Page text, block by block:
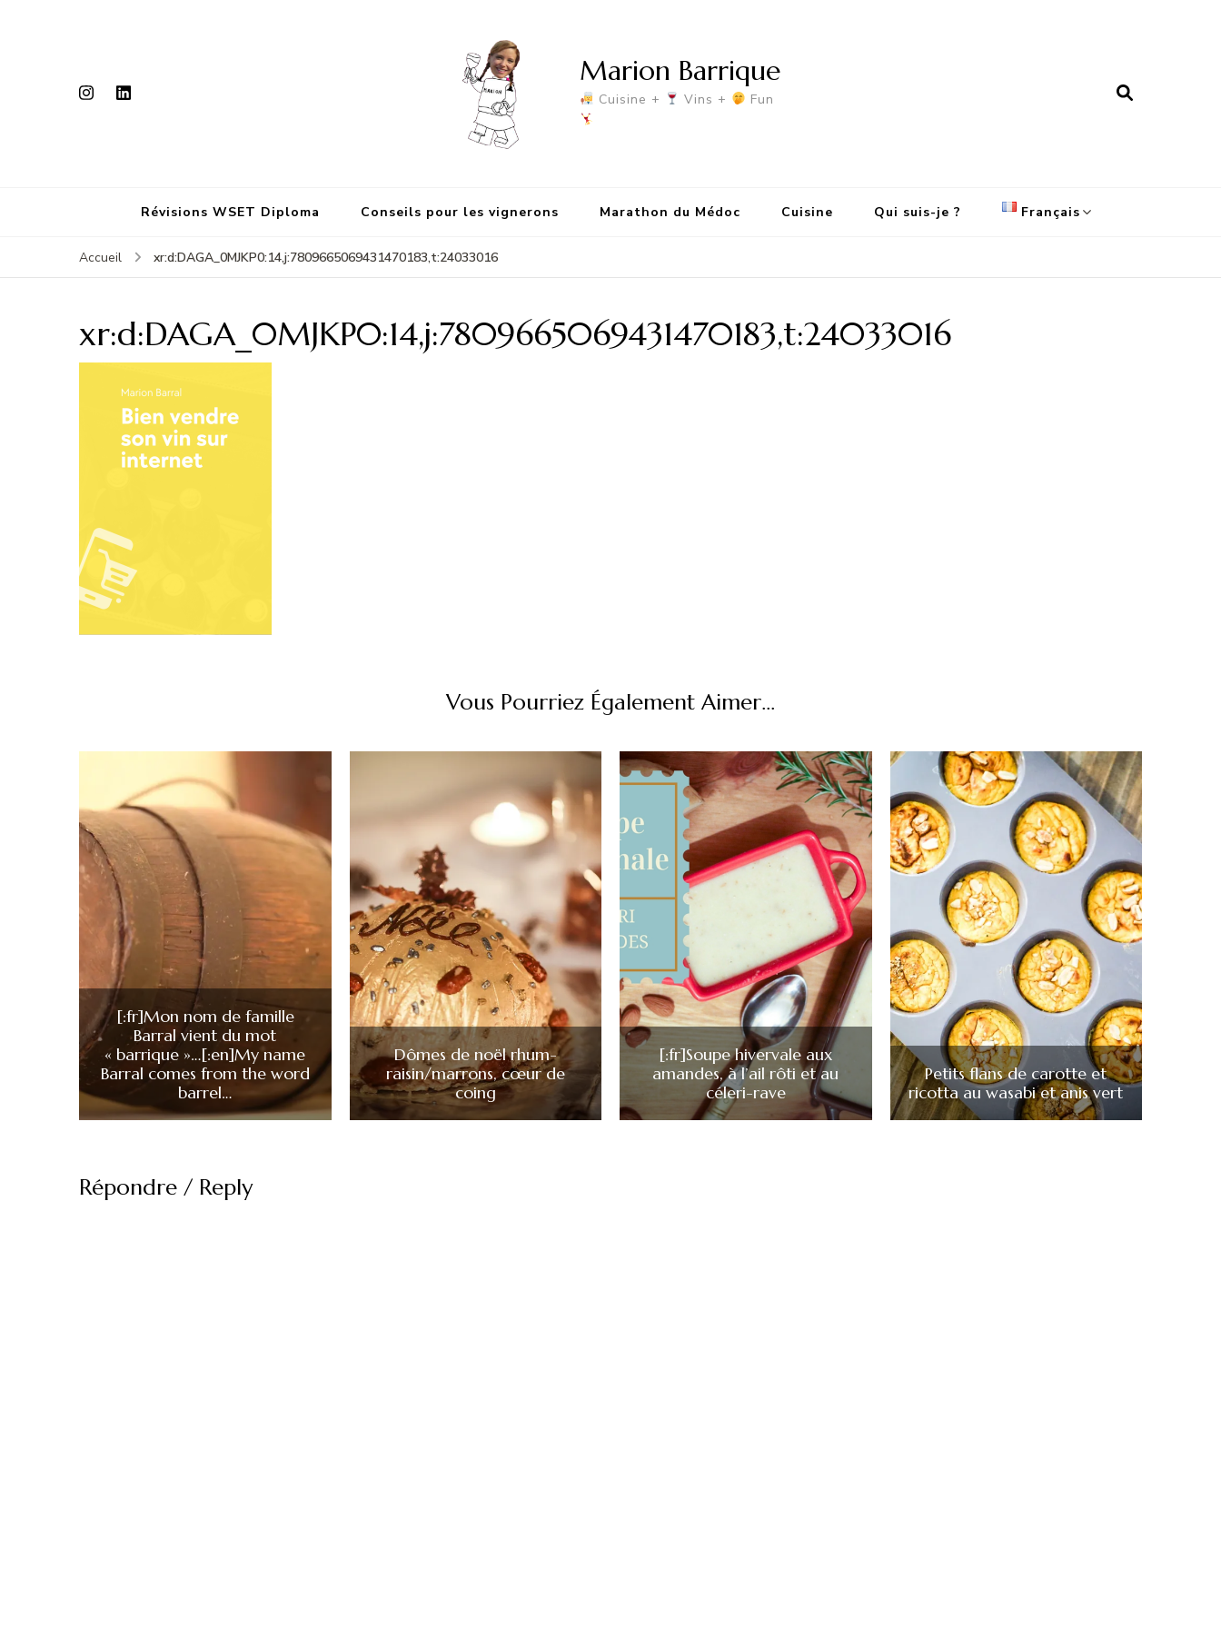
Marion Barrique
Cuisine + Vins + Fun
Révisions WSET Diploma Conseils pour les vignerons Marathon du Médoc Cuisine Qui suis-je ? Français
Accueil xr:d:DAGA_0MJKP0:14,j:7809665069431470183,t:24033016
xr:d:DAGA_0MJKP0:14,j:7809665069431470183,t:24033016
Vous Pourriez Également Aimer...
[:fr]Mon nom de famille
Barral vient du mot
« barrique »…[:en]My name
Barral comes from the word
barrel…
Dômes de noël rhum-
raisin/marrons, cœur de
coing
[:fr]Soupe hivervale aux
amandes, à l’ail rôti et au
céleri-rave
Petits flans de carotte et
ricotta au wasabi et anis vert
Répondre / Reply